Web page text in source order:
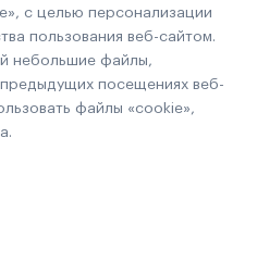
с целью персонализации
пользования веб-сайтом.
небольшие файлы,
посещениях веб-
файлы «cookie»,